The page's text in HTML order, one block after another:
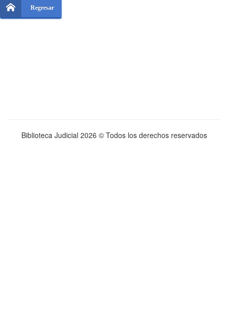
Regresar
Biblioteca Judicial 2026 © Todos los derechos reservados